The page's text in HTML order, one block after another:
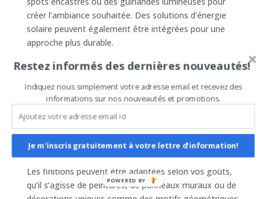
créer l’ambiance souhaitée. Des solutions d’énergie
solaire peuvent également être intégrées pour une
approche plus durable.
### 5. **Mobilier et Décoration**
Le mobilier peut être choisi pour s’harmoniser avec la
courbure unique des murs intérieurs. Des meubles
modulables, légers et multifonctionnels sont souvent
privilégiés pour optimiser l’espace.
### 6. **Finitions Personnalisées**
Les finitions peuvent être adaptées selon vos goûts,
qu’il s’agisse de peintures, de panneaux muraux ou de
Restez informés des dernières nouveautés!
Indiquez nous simplement votre adresse email et recevez des
informations sur nos nouveautés et promotions.
Je m'inscris gratuitement à votre lettre d'information!
POWERED BY